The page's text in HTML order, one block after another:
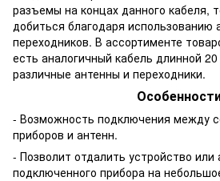
разъемы на концах данного кабеля,
добиться благодаря использованию
переходников. В ассортименте
есть аналогичный кабель длинной
различные антенны и переходники.
- Возможность подключения между
приборов и антенн.
- Позволит отдалить устройство или
подключенного прибора на